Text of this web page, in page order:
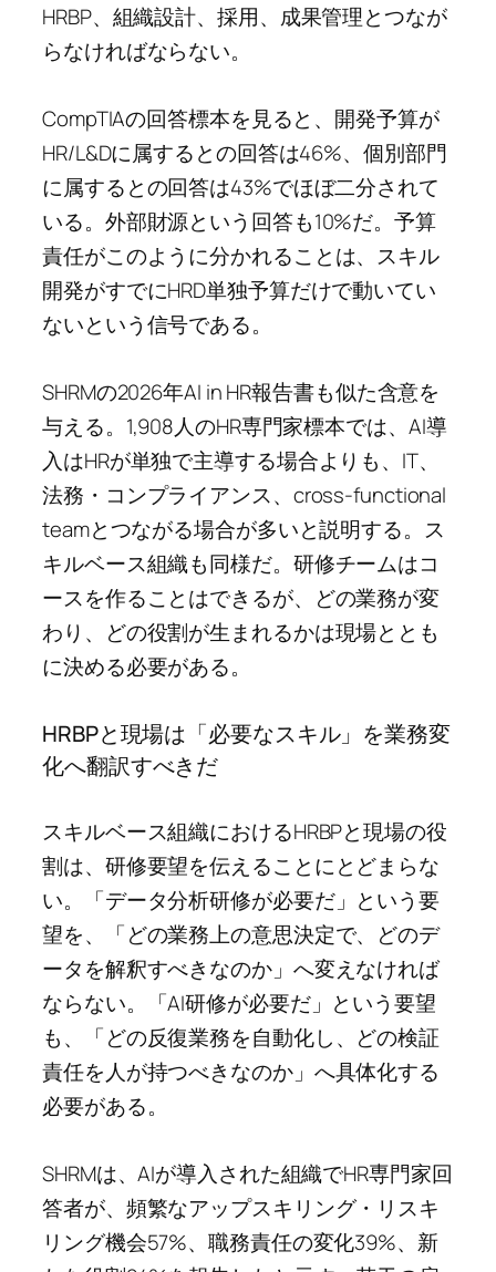
HRBP、組織設計、採用、成果管理とつなが
らなければならない。
CompTIAの回答標本を見ると、開発予算が
HR/L&Dに属するとの回答は46%、個別部門
に属するとの回答は43%でほぼ二分されて
いる。外部財源という回答も10%だ。予算
責任がこのように分かれることは、スキル
開発がすでにHRD単独予算だけで動いてい
ないという信号である。
SHRMの2026年AI in HR報告書も似た含意を
与える。1,908人のHR専門家標本では、AI導
入はHRが単独で主導する場合よりも、IT、
法務・コンプライアンス、cross-functional
teamとつながる場合が多いと説明する。ス
キルベース組織も同様だ。研修チームはコ
ースを作ることはできるが、どの業務が変
わり、どの役割が生まれるかは現場ととも
に決める必要がある。
HRBPと現場は「必要なスキル」を業務変
化へ翻訳すべきだ
スキルベース組織におけるHRBPと現場の役
割は、研修要望を伝えることにとどまらな
い。「データ分析研修が必要だ」という要
望を、「どの業務上の意思決定で、どのデ
ータを解釈すべきなのか」へ変えなければ
ならない。「AI研修が必要だ」という要望
も、「どの反復業務を自動化し、どの検証
責任を人が持つべきなのか」へ具体化する
必要がある。
SHRMは、AIが導入された組織でHR専門家回
答者が、頻繁なアップスキリング・リスキ
リング機会57%、職務責任の変化39%、新